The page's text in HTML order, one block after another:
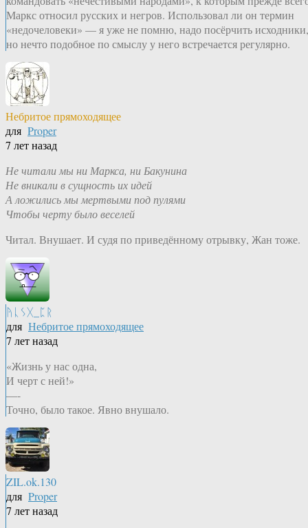
Маркс относил русских и негров. Использовал ли он термин
«недочеловеки» — я уже не помню, надо посёрчить исходники,
но нечто подобное по смыслу у него встречается регулярно.
Небритое прямоходящее
для Proper
7 лет назад
Не читали мы ни Маркса, ни Бакунина
Не вникали в сущность их идей
А ложились мы мертвыми под пулями
Чтобы черту было веселей
Читал. Внушает. И судя по приведённому отрывку, Жан тоже.
ᚤᚳᛊᚷ_ᛈᚱ
для Небритое прямоходящее
7 лет назад
«Жизнь у нас одна,
И черт с ней!»
—-
Точно, было такое. Явно внушало.
ZIL.ok.130
для Proper
7 лет назад